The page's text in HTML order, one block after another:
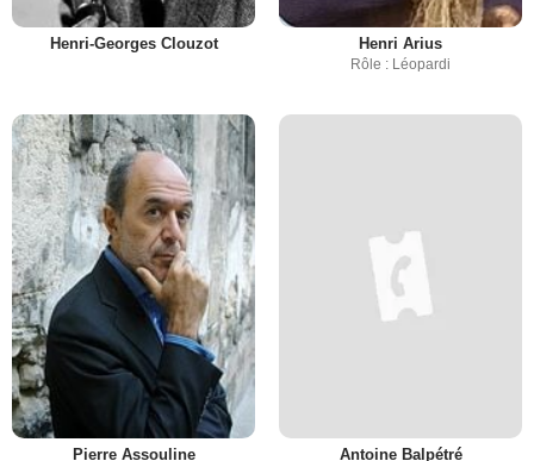
Henri-Georges Clouzot Henri Arius
Rôle : Léopardi
Pierre Assouline Antoine Balpétré